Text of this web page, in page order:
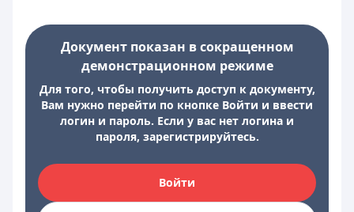
Документ показан в сокращенном
демонстрационном режиме
Для того, чтобы получить доступ к документу,
Вам нужно перейти по кнопке Войти и ввести
логин и пароль. Если у вас нет логина и
пароля, зарегистрируйтесь.
Войти